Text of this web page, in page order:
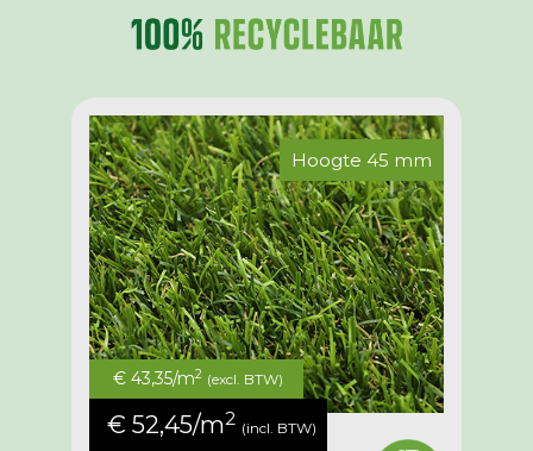
Hoogte 45 mm
€ 43,35/m2 (excl. BTW)
€ 52,45/m2 (incl. BTW)